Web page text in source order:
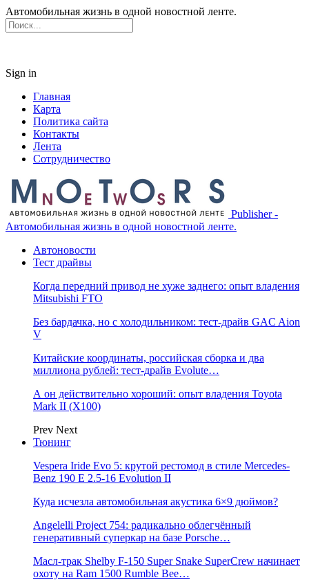
Автомобильная жизнь в одной новостной ленте.
Sign in
Главная
Карта
Политика сайта
Контакты
Лента
Сотрудничество
Publisher -
Автомобильная жизнь в одной новостной ленте.
Автоновости
Тест драйвы
Когда передний привод не хуже заднего: опыт владения
Mitsubishi FTO
Без бардачка, но с холодильником: тест-драйв GAC Aion
V
Китайские координаты, российская сборка и два
миллиона рублей: тест-драйв Evolute…
А он действительно хороший: опыт владения Toyota
Mark II (Х100)
Prev Next
Тюнинг
Vespera Iride Evo 5: крутой рестомод в стиле Mercedes-
Benz 190 E 2.5-16 Evolution II
Куда исчезла автомобильная акустика 6×9 дюймов?
Angelelli Project 754: радикально облегчённый
генеративный суперкар на базе Porsche…
Масл-трак Shelby F-150 Super Snake SuperCrew начинает
охоту на Ram 1500 Rumble Bee…